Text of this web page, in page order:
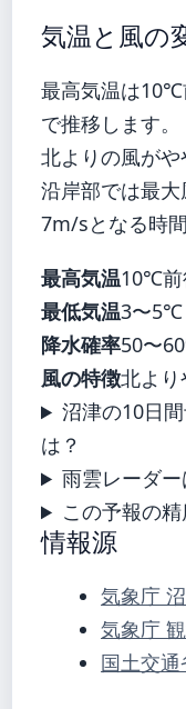
気温と風の
最高気温は
で推移します。
北よりの風がや
沿岸部では最大
7m/sとなる時
最高気温10℃前
最低気温3〜5℃
降水確率50〜
風の特徴北より
沼津の10日
は？
雨雲レーダ
この予報の
情報源
気象庁
気象庁
国土交